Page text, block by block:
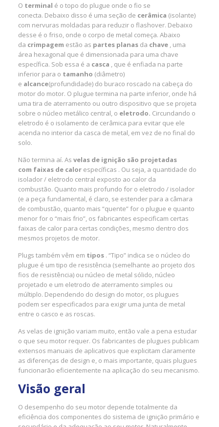
O terminal é o topo do plugue onde o fio se
conecta. Debaixo disso é uma seção de cerâmica (isolante)
com nervuras moldadas para reduzir o flashover. Debaixo
desse é o friso, onde o corpo de metal começa. Abaixo
da crimpagem estão as partes planas da chave , uma
área hexagonal que é dimensionada para uma chave
específica. Sob essa é a casca , que é enfiada na parte
inferior para o tamanho (diâmetro)
e alcance(profundidade) do buraco roscado na cabeça do
motor do motor. O plugue termina na parte inferior, onde há
uma tira de aterramento ou outro dispositivo que se projeta
sobre o núcleo metálico central, o eletrodo. Circundando o
eletrodo é o isolamento de cerâmica para evitar que ele
acenda no interior da casca de metal, em vez de no final do
solo.
Não termina aí. Asvelas de ignição são projetadas
com faixas de calor específicas . Ou seja, a quantidade do
isolador / eletrodo central exposto ao calor da
combustão. Quanto mais profundo for o eletrodo / isolador
(e a peça fundamental, é claro, se estender para a câmara
de combustão, quanto mais “quente” for o plugue e quanto
menor for o “mais frio”, os fabricantes especificam certas
faixas de calor para certas condições, mesmo dentro dos
mesmos projetos de motor.
Plugs também vêm em tipos . “Tipo” indica se o núcleo do
plugue é um tipo de resistência (semelhante ao projeto dos
fios de resistência) ou núcleo de metal sólido, núcleo
projetado e um eletrodo de aterramento simples ou
múltiplo. Dependendo do design do motor, os plugues
podem ser especificados para exigir uma junta de metal
entre o casco e as roscas.
As velas de ignição variam muito, então vale a pena estudar
o que seu motor requer. Os fabricantes de plugues publicam
extensos manuais de aplicativos que explicitam claramente
as diferenças de design e, o mais importante, quais plugues
funcionarão eficientemente na aplicação do seu mecanismo.
Visão geral
O desempenho do seu motor depende totalmente da
eficiência dos componentes do sistema de ignição primário e